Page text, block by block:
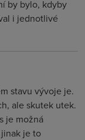
by bylo, kdyby
i jednotlivé
stavu vývoje je.
ale skutek utek.
je možná
je to